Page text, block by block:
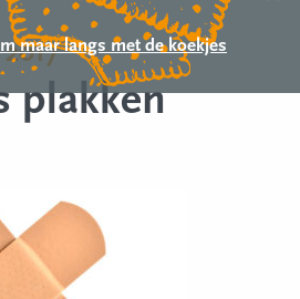
2017
plakken
maar langs met de koekjes